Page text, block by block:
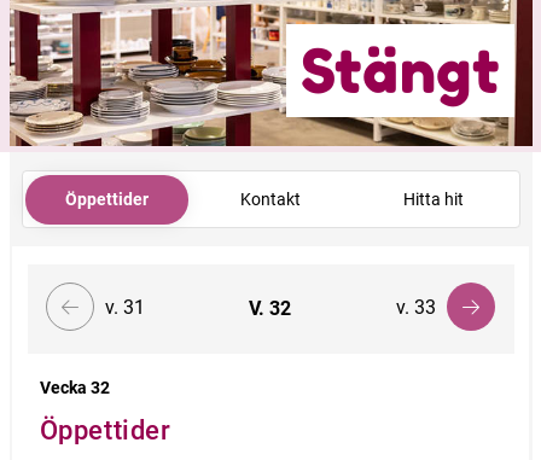
Stängt
Öppettider Kontakt Hitta hit
v. 31 V.32 v. 33
Vecka 32
Öppettider